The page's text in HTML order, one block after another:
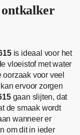
is ideaal voor het
vloeistof met water
voor veel
ervoor zorgen
gaan slijten, dat
de smaak wordt
wanneer er
om dit in ieder